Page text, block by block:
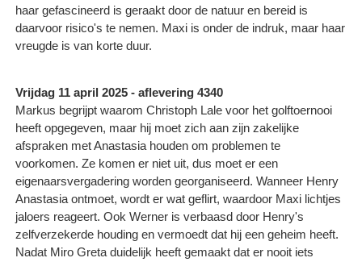
haar gefascineerd is geraakt door de natuur en bereid is
daarvoor risico's te nemen. Maxi is onder de indruk, maar haar
vreugde is van korte duur.
Vrijdag 11 april 2025 - aflevering 4340
Markus begrijpt waarom Christoph Lale voor het golftoernooi
heeft opgegeven, maar hij moet zich aan zijn zakelijke
afspraken met Anastasia houden om problemen te
voorkomen. Ze komen er niet uit, dus moet er een
eigenaarsvergadering worden georganiseerd. Wanneer Henry
Anastasia ontmoet, wordt er wat geflirt, waardoor Maxi lichtjes
jaloers reageert. Ook Werner is verbaasd door Henry's
zelfverzekerde houding en vermoedt dat hij een geheim heeft.
Nadat Miro Greta duidelijk heeft gemaakt dat er nooit iets